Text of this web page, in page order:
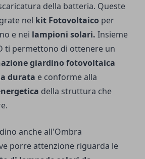
della batteria. Queste
nel kit Fotovoltaico per
e nei lampioni solari. Insieme
ti permettono di ottenere un
giardino fotovoltaica
durata e conforme alla
della struttura che
anche all'Ombra
porre attenzione riguarda le